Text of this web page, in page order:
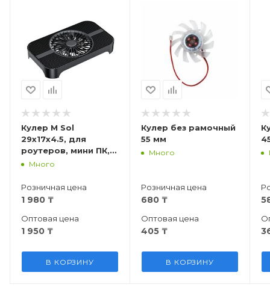
Кулер M Sol
29x17x4.5, для
роутеров, мини ПК,
USBМного
Розничная цена
1 980 ₸
Оптовая цена
1 950 ₸
В КОРЗИНУ
Кулер без рамочный
55 мм
Много
Розничная цена
680 ₸
Оптовая цена
405 ₸
В КОРЗИНУ